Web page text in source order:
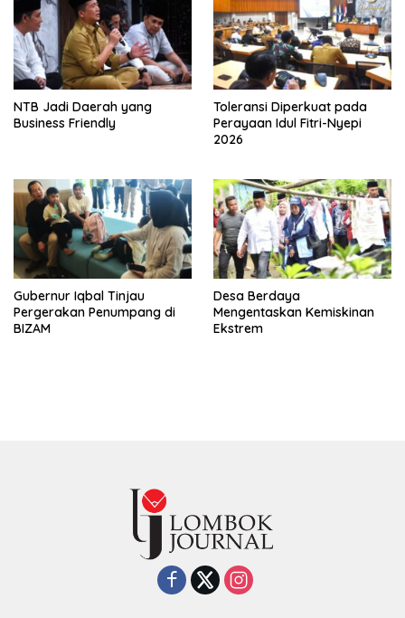
NTB Jadi Daerah yang
Business Friendly
Toleransi Diperkuat pada
Perayaan Idul Fitri-Nyepi
2026
Gubernur Iqbal Tinjau
Pergerakan Penumpang di
BIZAM
Desa Berdaya
Mengentaskan Kemiskinan
Ekstrem